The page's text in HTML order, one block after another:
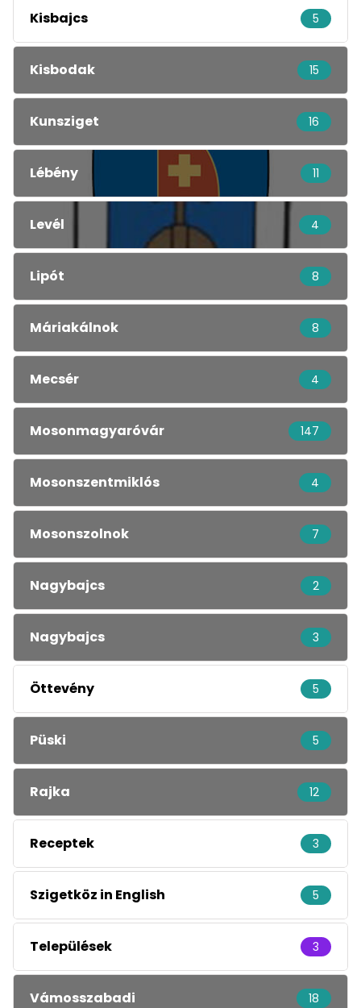
Kisbajcs 5
Kisbodak 15
Kunsziget 16
Lébény 11
Levél 4
Lipót 8
Máriakálnok 8
Mecsér 4
Mosonmagyaróvár 147
Mosonszentmiklós 4
Mosonszolnok 7
Nagybajcs 2
Nagybajcs 3
Öttevény 5
Püski 5
Rajka 12
Receptek 3
Szigetköz in English 5
Települések 3
Vámosszabadi 18